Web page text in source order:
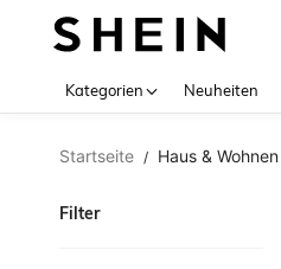
Kategorien Neuheiten
Startseite / Haus & Wohnen
Filter